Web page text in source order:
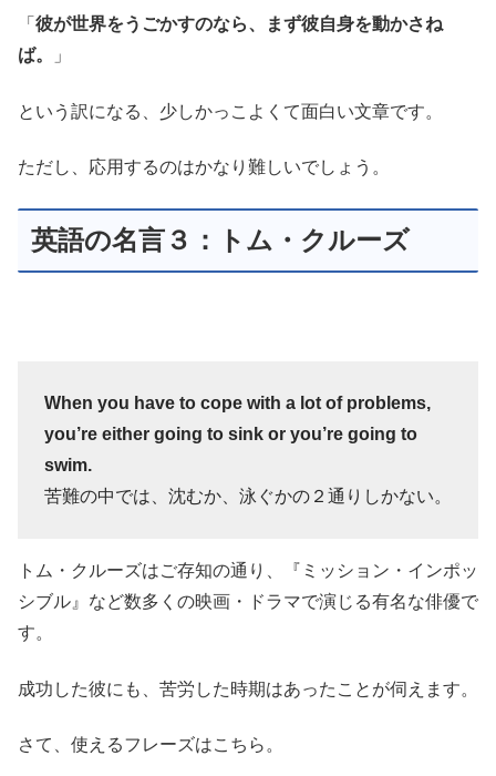
「 彼が世界をうごかすのなら、まず彼自身を動かさね
ば。
」
という訳になる、少しかっこよくて面白い文章です。
ただし、応用するのはかなり難しいでしょう。
英語の名言３：トム・クルーズ
When you have to cope with a lot of problems,
you’re either going to sink or you’re going to
swim.
苦難の中では、沈むか、泳ぐかの２通りしかない。
トム・クルーズはご存知の通り、『ミッション・インポッ
シブル』など数多くの映画・ドラマで演じる有名な俳優で
す。
成功した彼にも、苦労した時期はあったことが伺えます。
さて、使えるフレーズはこちら。